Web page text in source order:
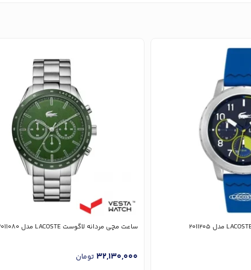
ساعت مچی مردانه لاگوست LACOSTE مدل 2011080
32,130,000 تومان